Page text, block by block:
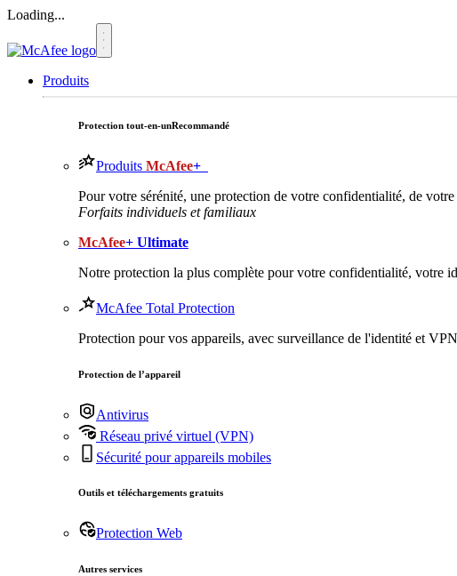
Loading...
Produits
Protection tout-en-unRecommandé
Produits McAfee+
Pour votre sérénité, une protection de votre confidentialité, de
Forfaits individuels et familiaux
McAfee+ Ultimate
Notre protection la plus complète pour votre confidentialité, votre
McAfee Total Protection
Protection pour vos appareils, avec surveillance de l'identité et
Protection de l’appareil
Antivirus
Réseau privé virtuel (VPN)
Sécurité pour appareils mobiles
Outils et téléchargements gratuits
Protection Web
Autres services